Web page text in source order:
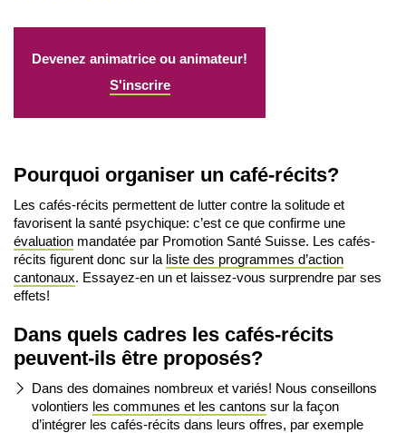
Devenez animatrice ou animateur!
S'inscrire
Pourquoi organiser un café-récits?
Les cafés-récits permettent de lutter contre la solitude et
favorisent la santé psychique: c’est ce que confirme une
évaluation mandatée par Promotion Santé Suisse. Les cafés-
récits figurent donc sur la liste des programmes d’action
cantonaux. Essayez-en un et laissez-vous surprendre par ses
effets!
Dans quels cadres les cafés-récits
peuvent-ils être proposés?
Dans des domaines nombreux et variés! Nous conseillons
volontiers les communes et les cantons sur la façon
d’intégrer les cafés-récits dans leurs offres, par exemple